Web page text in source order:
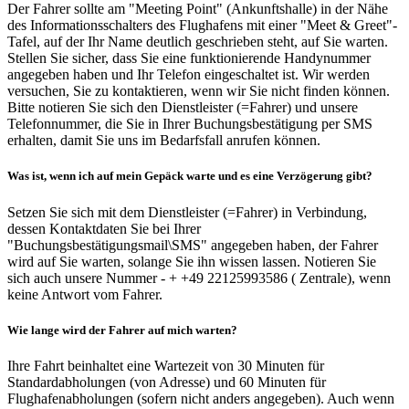
Der Fahrer sollte am "Meeting Point" (Ankunftshalle) in der Nähe
des Informationsschalters des Flughafens mit einer "Meet & Greet"-
Tafel, auf der Ihr Name deutlich geschrieben steht, auf Sie warten.
Stellen Sie sicher, dass Sie eine funktionierende Handynummer
angegeben haben und Ihr Telefon eingeschaltet ist. Wir werden
versuchen, Sie zu kontaktieren, wenn wir Sie nicht finden können.
Bitte notieren Sie sich den Dienstleister (=Fahrer) und unsere
Telefonnummer, die Sie in Ihrer Buchungsbestätigung per SMS
erhalten, damit Sie uns im Bedarfsfall anrufen können.
Was ist, wenn ich auf mein Gepäck warte und es eine Verzögerung gibt?
Setzen Sie sich mit dem Dienstleister (=Fahrer) in Verbindung,
dessen Kontaktdaten Sie bei Ihrer
"Buchungsbestätigungsmail\SMS" angegeben haben, der Fahrer
wird auf Sie warten, solange Sie ihn wissen lassen. Notieren Sie
sich auch unsere Nummer - + +49 22125993586 ( Zentrale), wenn
keine Antwort vom Fahrer.
Wie lange wird der Fahrer auf mich warten?
Ihre Fahrt beinhaltet eine Wartezeit von 30 Minuten für
Standardabholungen (von Adresse) und 60 Minuten für
Flughafenabholungen (sofern nicht anders angegeben). Auch wenn